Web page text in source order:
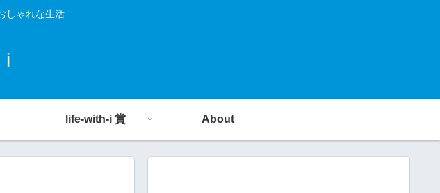
しゃれな生活
i
life-with-i 賞 About